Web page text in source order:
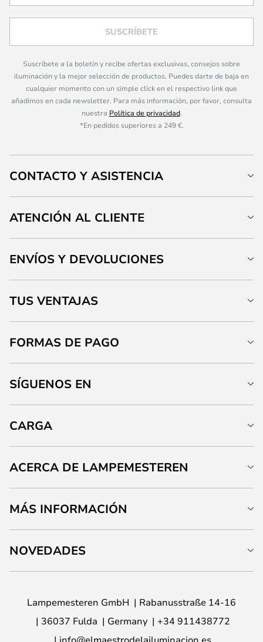
SUSCRÍBETE
Suscríbete a la boletín y recibe ofertas exclusivas, consejos sobre
iluminación y la mejor selección de productos. Puedes darte de baja en
cualquier momento con un simple click en el respectivo link que
añadimos en cada newsletter. Para más información, por favor, consulta
nuestra Política de privacidad.
*En pedidos superiores a 249 €.
CONTACTO Y ASISTENCIA
ATENCIÓN AL CLIENTE
ENVÍOS Y DEVOLUCIONES
TUS VENTAJAS
FORMAS DE PAGO
SÍGUENOS EN
CARGA
ACERCA DE LAMPEMESTEREN
MÁS INFORMACIÓN
NOVEDADES
Lampemesteren GmbH
Rabanusstraße 14-16
36037 Fulda
Germany
+34 911438772
info@elmaestrodelailuminacion.es